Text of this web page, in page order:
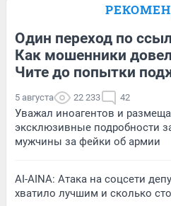
Один переход по
Как мошенники
Чите до попытки
5 августа 22 233 42
Уважал иноагентов и
эксклюзивные подробности
мужчины за фейки об армии
AI-AINA: Атака на соцсети
хватило лучшим и сколько